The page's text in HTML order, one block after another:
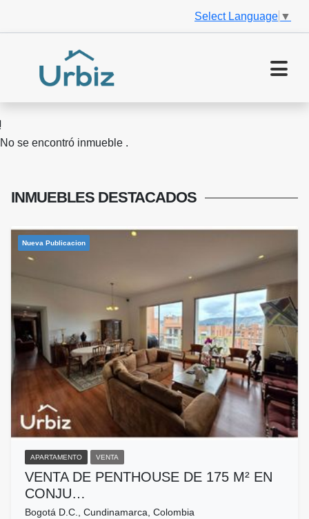
Select Language ▼
No se encontró inmueble .
INMUEBLES DESTACADOS
Nueva Publicacion
APARTAMENTO VENTA
VENTA DE PENTHOUSE DE 175 M² EN
CONJU…
Bogotá D.C., Cundinamarca, Colombia